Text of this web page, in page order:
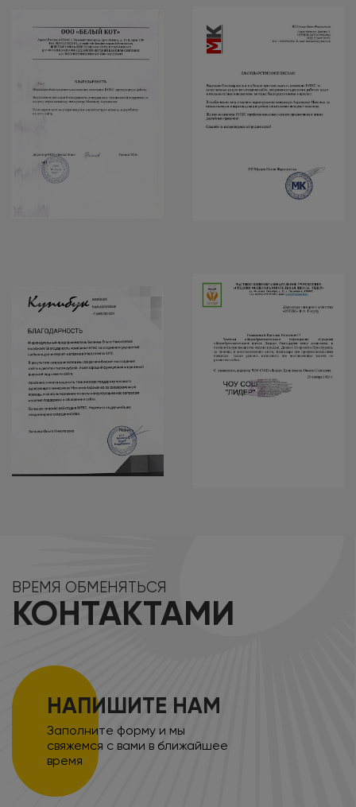
ВРЕМЯ ОБМЕНЯТЬСЯ
КОНТАКТАМИ
НАПИШИТЕ НАМ
Заполните форму и мы
свяжемся с вами в ближайшее
время